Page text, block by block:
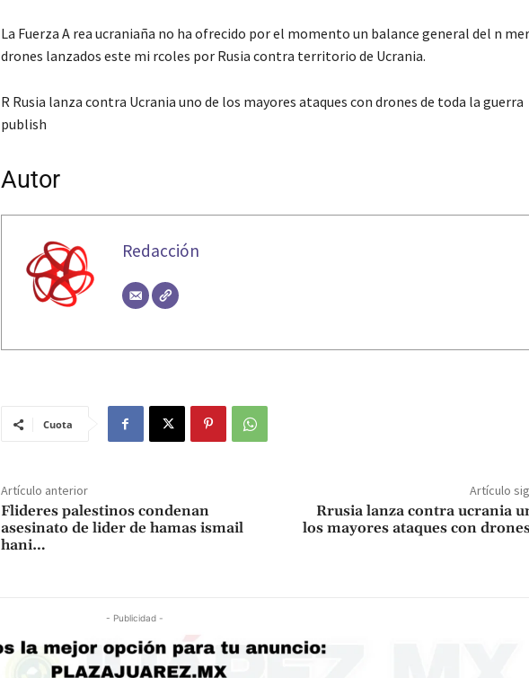
La Fuerza A rea ucraniaña no ha ofrecido por el momento un balance general del n
drones lanzados este mi rcoles por Rusia contra territorio de Ucrania.
R Rusia lanza contra Ucrania uno de los mayores ataques con drones de toda la guerra
publish
Autor
Redacción
Cuota
Artículo anterior
Flideres palestinos condenan
asesinato de lider de hamas ismail
hani…
Artículo
Rrusia lanza contra ucrania
los mayores ataques con
- Publicidad -